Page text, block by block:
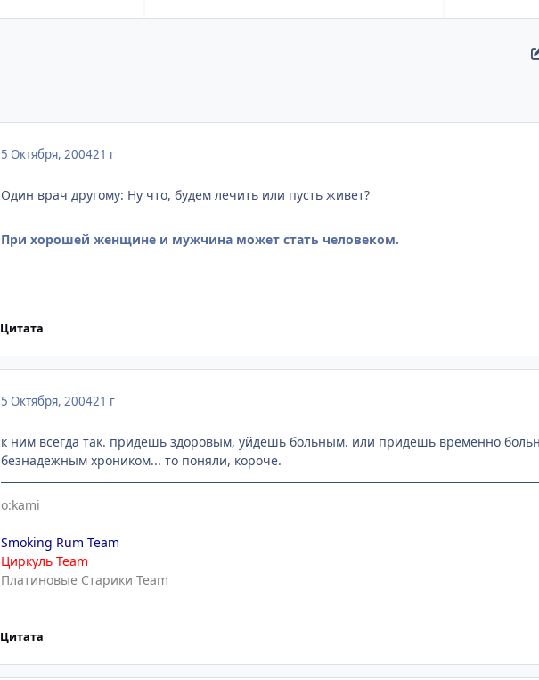
5 Октября, 200421 г
Один врач другому: Ну что, будем лечить или пусть живет?
При хорошей женщине и мужчина может стать человеком.
Цитата
5 Октября, 200421 г
к ним всегда так. придешь здоровым, уйдешь больным. или придешь временно
безнадежным хроником... то поняли, короче.
o:kami
Smoking Rum Team
Циркуль Team
Платиновые Старики Team
Цитата